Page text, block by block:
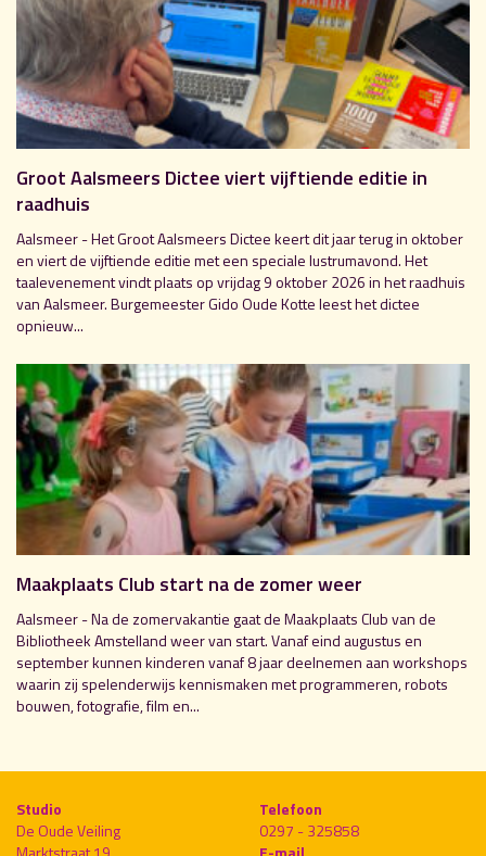
Groot Aalsmeers Dictee viert vijftiende editie in
raadhuis
Aalsmeer - Het Groot Aalsmeers Dictee keert dit jaar terug in oktober
en viert de vijftiende editie met een speciale lustrumavond. Het
taalevenement vindt plaats op vrijdag 9 oktober 2026 in het raadhuis
van Aalsmeer. Burgemeester Gido Oude Kotte leest het dictee
opnieuw...
Maakplaats Club start na de zomer weer
Aalsmeer - Na de zomervakantie gaat de Maakplaats Club van de
Bibliotheek Amstelland weer van start. Vanaf eind augustus en
september kunnen kinderen vanaf 8 jaar deelnemen aan workshops
waarin zij spelenderwijs kennismaken met programmeren, robots
bouwen, fotografie, film en...
Studio
De Oude Veiling
Telefoon
0297 - 325858